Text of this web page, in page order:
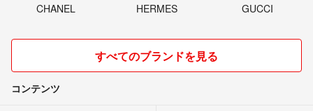
CHANEL HERMES GUCCI
すべてのブランドを見る
コンテンツ